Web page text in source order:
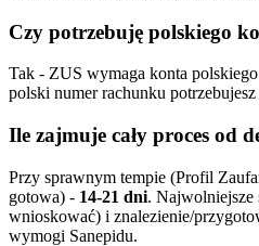
Czy potrzebuję polskiego
Tak - ZUS wymaga konta polskiego
polski numer rachunku
Ile zajmuje cały proces od
Przy sprawnym tempie (Profil
gotowa) - 14-21 dni. Najwolniejsze
wnioskować) i znalezienie/
wymogi Sanepidu.